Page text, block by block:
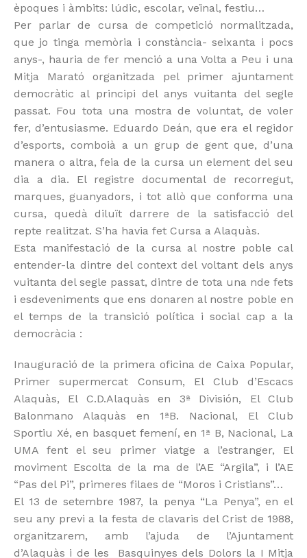
èpoques i àmbits: lúdic, escolar, veïnal, festiu…
Per parlar de cursa de competició normalitzada,
que jo tinga memòria i constància- seixanta i pocs
anys-, hauria de fer menció a una Volta a Peu i una
Mitja Marató organitzada pel primer ajuntament
democràtic al principi del anys vuitanta del segle
passat. Fou tota una mostra de voluntat, de voler
fer, d’entusiasme. Eduardo Deán, que era el regidor
d’esports, comboià a un grup de gent que, d’una
manera o altra, feia de la cursa un element del seu
dia a dia. El registre documental de recorregut,
marques, guanyadors, i tot allò que conforma una
cursa, quedà diluït darrere de la satisfacció del
repte realitzat. S’ha havia fet Cursa a Alaquàs.
Esta manifestació de la cursa al nostre poble cal
entender-la dintre del context del voltant dels anys
vuitanta del segle passat, dintre de tota una nde fets
i esdeveniments que ens donaren al nostre poble en
el temps de la transició política i social cap a la
democràcia :
Inauguració de la primera oficina de Caixa Popular,
Primer supermercat Consum, El Club d’Escacs
Alaquàs, El C.D.Alaquàs en 3ª División, El Club
Balonmano Alaquàs en 1ªB. Nacional, El Club
Sportiu Xé, en basquet femení, en 1ª B, Nacional, La
UMA fent el seu primer viatge a l’estranger, El
moviment Escolta de la ma de l’AE “Argila”, i l’AE
“Pas del Pi”, primeres filaes de “Moros i Cristians”…
El 13 de setembre 1987, la penya “La Penya”, en el
seu any previ a la festa de clavaris del Crist de 1988,
organitzarem, amb l’ajuda de l’Ajuntament
d’Alaquàs i de les Basquinyes dels Dolors la I Mitja